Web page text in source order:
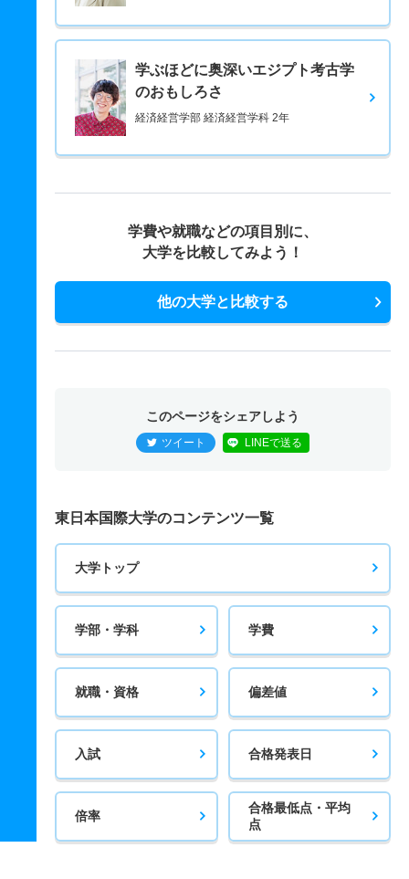
学ぶほどに奥深いエジプト考古学
のおもしろさ
経済経営学部 経済経営学科 2年
学費や就職などの項目別に、
大学を比較してみよう！
他の大学と比較する
このページをシェアしよう
ツイート LINEで送る
東日本国際大学のコンテンツ一覧
大学トップ
学部・学科 学費
就職・資格 偏差値
入試 合格発表日
倍率
合格最低点・平均
点